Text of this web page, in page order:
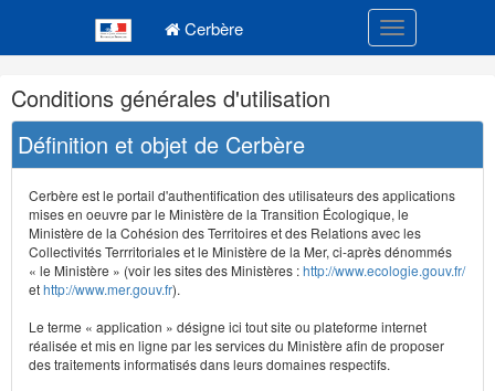
Cerbère Toggle
Navigation
et
outils
annexes
Conditions générales d'utilisation
Définition et objet de Cerbère
Cerbère est le portail d'authentification des utilisateurs des applications
mises en oeuvre par le Ministère de la Transition Écologique, le
Ministère de la Cohésion des Territoires et des Relations avec les
Collectivités Terrritoriales et le Ministère de la Mer, ci-après dénommés
« le Ministère » (voir les sites des Ministères :http://www.ecologie.gouv.fr/
ethttp://www.mer.gouv.fr).
Le terme « application » désigne ici tout site ou plateforme internet
réalisée et mis en ligne par les services du Ministère afin de proposer
des traitements informatisés dans leurs domaines respectifs.